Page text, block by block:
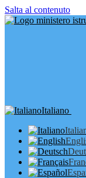
Salta al contenuto
Italiano